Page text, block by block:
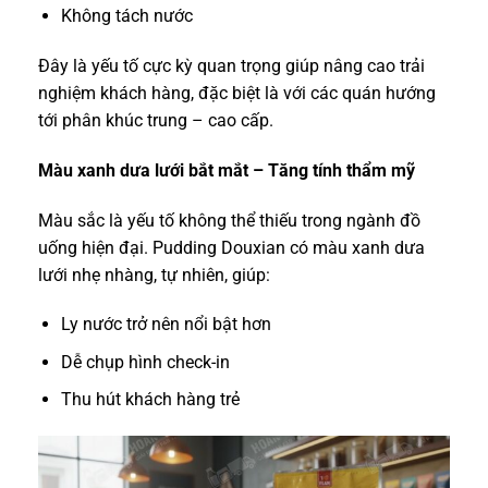
Không tách nước
Đây là yếu tố cực kỳ quan trọng giúp nâng cao trải
nghiệm khách hàng, đặc biệt là với các quán hướng
tới phân khúc trung – cao cấp.
Màu xanh dưa lưới bắt mắt – Tăng tính thẩm mỹ
Màu sắc là yếu tố không thể thiếu trong ngành đồ
uống hiện đại. Pudding Douxian có màu xanh dưa
lưới nhẹ nhàng, tự nhiên, giúp:
Ly nước trở nên nổi bật hơn
Dễ chụp hình check-in
Thu hút khách hàng trẻ